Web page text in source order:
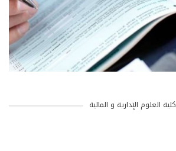
كلية العلوم الإدارية و المالية